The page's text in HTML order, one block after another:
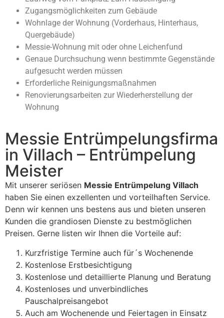
Zugangsmöglichkeiten zum Gebäude
Wohnlage der Wohnung (Vorderhaus, Hinterhaus,
Quergebäude)
Messie-Wohnung mit oder ohne Leichenfund
Genaue Durchsuchung wenn bestimmte Gegenstände
aufgesucht werden müssen
Erforderliche Reinigungsmaßnahmen
Renovierungsarbeiten zur Wiederherstellung der
Wohnung
Messie Entrümpelungsfirma
in Villach – Entrümpelung
Meister
Mit unserer seriösen Messie Entrümpelung Villach
haben Sie einen exzellenten und vorteilhaften Service.
Denn wir kennen uns bestens aus und bieten unseren
Kunden die grandiosen Dienste zu bestmöglichen
Preisen. Gerne listen wir Ihnen die Vorteile auf:
Kurzfristige Termine auch für´s Wochenende
Kostenlose Erstbesichtigung
Kostenlose und detaillierte Planung und Beratung
Kostenloses und unverbindliches
Pauschalpreisangebot
Auch am Wochenende und Feiertagen in Einsatz